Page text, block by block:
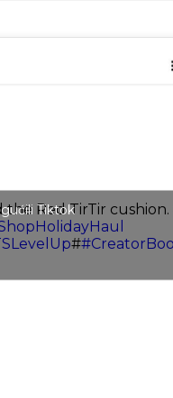
Red TirTir cushion.
#
Tiktok